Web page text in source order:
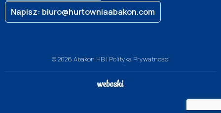
Napisz: biuro@hurtowniaabakon.com
© 2026 Abakon HB | Polityka Prywatności